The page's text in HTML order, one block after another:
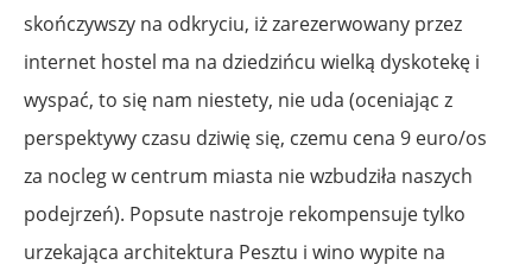
skończywszy na odkryciu, iż zarezerwowany przez
internet hostel ma na dziedzińcu wielką dyskotekę i
wyspać, to się nam niestety, nie uda (oceniając z
perspektywy czasu dziwię się, czemu cena 9 euro/os
za nocleg w centrum miasta nie wzbudziła naszych
podejrzeń). Popsute nastroje rekompensuje tylko
urzekająca architektura Pesztu i wino wypite na